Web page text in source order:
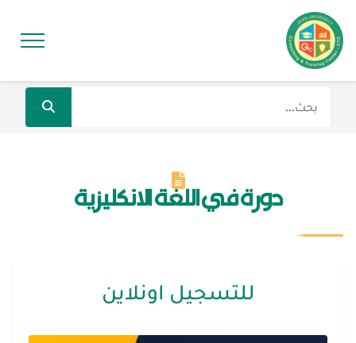
دورة في اللغة الانكليزية
للتسجيل اونلاين